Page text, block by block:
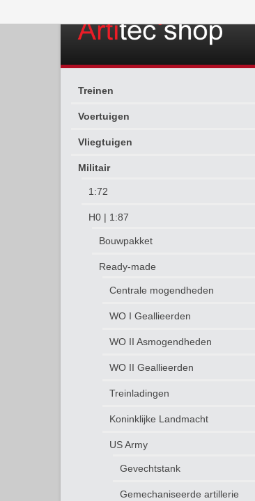
Treinen
Voertuigen
Vliegtuigen
Militair
1:72
H0 | 1:87
Bouwpakket
Ready-made
Centrale mogendheden
WO I Geallieerden
WO II Asmogendheden
WO II Geallieerden
Treinladingen
Koninklijke Landmacht
US Army
Gevechtstank
Gemechaniseerde artillerie